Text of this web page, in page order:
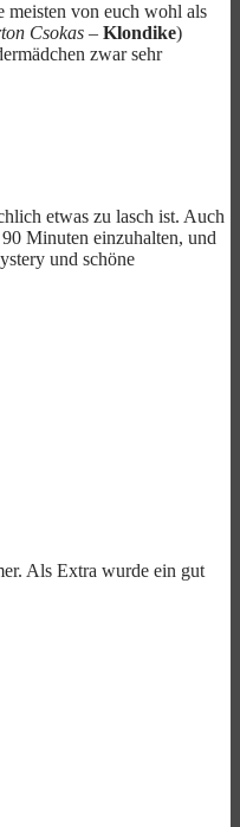
meisten von euch wohl als
Csokas – Klondike)
zwar sehr
etwas zu lasch ist. Auch
Minuten einzuhalten, und
und schöne
Als Extra wurde ein gut